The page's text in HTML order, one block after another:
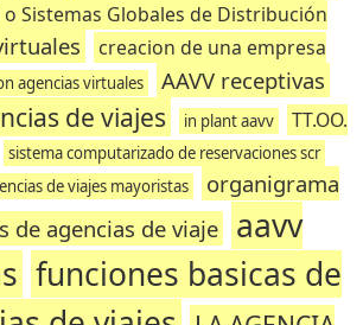
o Sistemas Globales de Distribución
creacion de una empresa
agencias virtuales AAVV receptivas
de viajes in plant aavv
TT.OO.
sistema computarizado de reservaciones scr
de viajes mayoristas
organigrama
de agencias de viaje
aavv
funciones basicas de